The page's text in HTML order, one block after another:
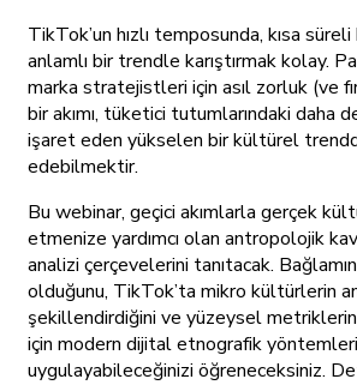
TikTok’un hızlı temposunda, kısa
anlamlı bir trendle karıştırmak kolay.
marka stratejistleri için asıl zorluk (ve
bir akımı, tüketici tutumlarındaki daha
işaret eden yükselen bir kültürel
edebilmektir.
Bu webinar, geçici akımlarla gerçek
etmenize yardımcı olan antropolojik
analizi çerçevelerini tanıtacak.
olduğunu, TikTok’ta mikro kültürlerin
şekillendirdiğini ve yüzeysel
için modern dijital etnografik
uygulayabileceğinizi öğreneceksiniz.